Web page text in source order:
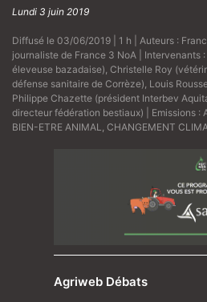
Lundi 3 juin 2019
Diffusé le 03/06/2019 | 1 h | Auteurs :
journaliste de France 3 NoA | Intervenants :
éleveuse bazadaise), Christelle Roy
défense sanitaire de Corrèze), Louis
Philippe Chazette (président Interbev
directeur fédération bestiaux) | Emissions :
BIEN-ETRE ANIMAL, CHANGEMENT
Agriweb Débats